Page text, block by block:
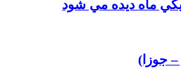
ماه ديده مي شود
جوزا)